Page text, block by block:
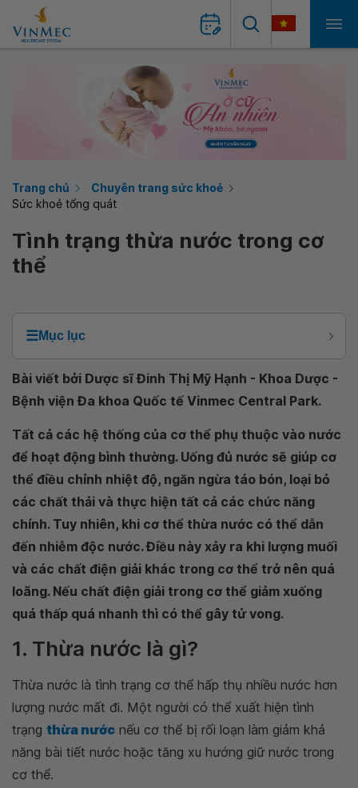
Trang chủ
Chuyên trang sức khoẻ
Sức khoẻ tổng quát
Tình trạng thừa nước trong cơ
thể
☰Mục lục
Bài viết bởi Dược sĩ Đinh Thị Mỹ Hạnh - Khoa Dược -
Bệnh viện Đa khoa Quốc tế Vinmec Central Park.
Tất cả các hệ thống của cơ thể phụ thuộc vào nước
để hoạt động bình thường. Uống đủ nước sẽ giúp cơ
thể điều chỉnh nhiệt độ, ngăn ngừa táo bón, loại bỏ
các chất thải và thực hiện tất cả các chức năng
chính. Tuy nhiên, khi cơ thể thừa nước có thể dẫn
đến nhiễm độc nước. Điều này xảy ra khi lượng muối
và các chất điện giải khác trong cơ thể trở nên quá
loãng. Nếu chất điện giải trong cơ thể giảm xuống
quá thấp quá nhanh thì có thể gây tử vong.
1. Thừa nước là gì?
Thừa nước là tình trạng cơ thể hấp thụ nhiều nước hơn
lượng nước mất đi. Một người có thể xuất hiện tình
trạng thừa nước nếu cơ thể bị rối loạn làm giảm khả
năng bài tiết nước hoặc tăng xu hướng giữ nước trong
cơ thể.